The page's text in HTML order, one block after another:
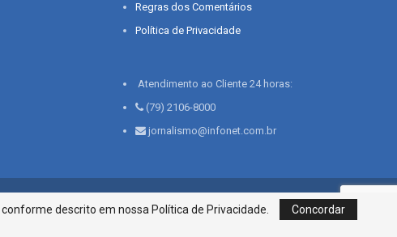
Regras dos Comentários
Política de Privacidade
Atendimento ao Cliente 24 horas:
(79) 2106-8000
jornalismo@infonet.com.br
276, Bairro São José | Aracaju-SE, CEP 49015-030, Fone: 79.2106.8000 - CI
Centro de Informações LTDA
descrito em nossa Política de Privacidade.
Concordar